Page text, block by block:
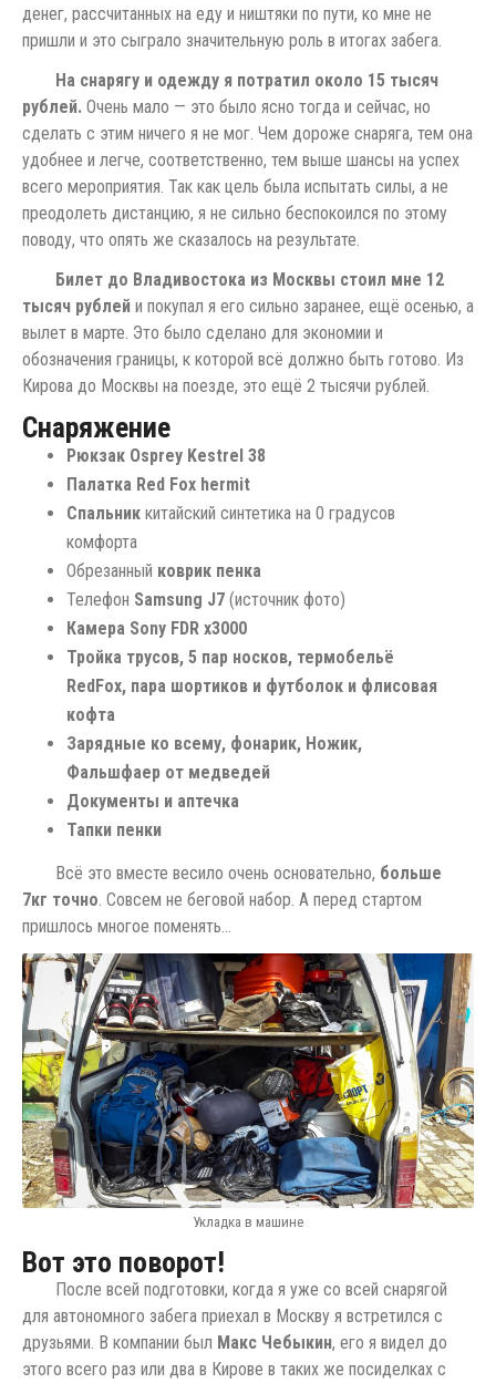
денег, рассчитанных на еду и ништяки по пути, ко мне не
пришли и это сыграло значительную роль в итогах забега.
На снарягу и одежду я потратил около 15 тысяч
рублей. Очень мало — это было ясно тогда и сейчас, но
сделать с этим ничего я не мог. Чем дороже снаряга, тем она
удобнее и легче, соответственно, тем выше шансы на успех
всего мероприятия. Так как цель была испытать силы, а не
преодолеть дистанцию, я не сильно беспокоился по этому
поводу, что опять же сказалось на результате.
Билет до Владивостока из Москвы стоил мне 12
тысяч рублей и покупал я его сильно заранее, ещё осенью, а
вылет в марте. Это было сделано для экономии и
обозначения границы, к которой всё должно быть готово. Из
Кирова до Москвы на поезде, это ещё 2 тысячи рублей.
Снаряжение
Рюкзак Osprey Kestrel 38
Палатка Red Fox hermit
Спальник китайский синтетика на 0 градусов
комфорта
Обрезанный коврик пенка
Телефон Samsung J7 (источник фото)
Камера Sony FDR x3000
Тройка трусов, 5 пар носков, термобельё
RedFox, пара шортиков и футболок и флисовая
кофта
Зарядные ко всему, фонарик, Ножик,
Фальшфаер от медведей
Документы и аптечка
Тапки пенки
Всё это вместе весило очень основательно, больше
7кг точно. Совсем не беговой набор. А перед стартом
пришлось многое поменять…
Укладка в машине
Вот это поворот!
После всей подготовки, когда я уже со всей снарягой
для автономного забега приехал в Москву я встретился с
друзьями. В компании был Макс Чебыкин, его я видел до
этого всего раз или два в Кирове в таких же посиделках с